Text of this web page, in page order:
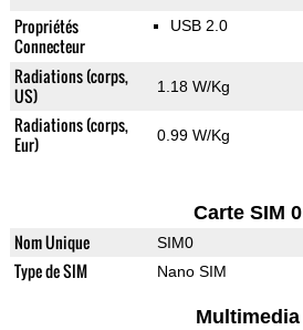
Propriétés
Connecteur
USB 2.0
Radiations (corps,
US)
1.18 W/Kg
Radiations (corps,
Eur)
0.99 W/Kg
Carte SIM 0
Nom Unique SIM0
Type de SIM Nano SIM
Multimedia